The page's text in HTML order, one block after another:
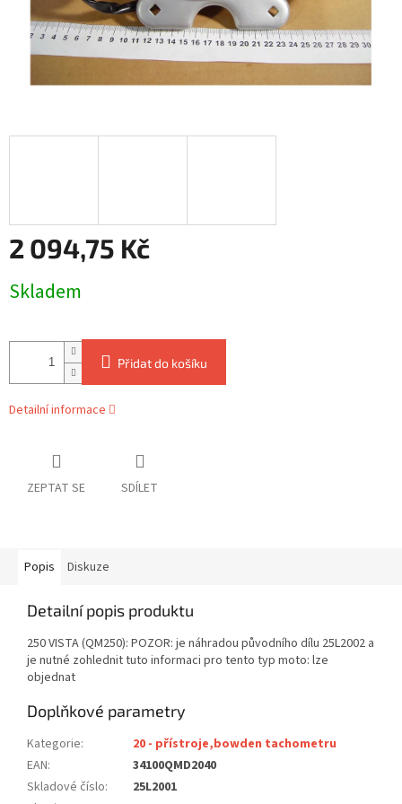
2 094,75 Kč
cena:
Skladem
Přidat do košíku
Detailní informace
ZEPTAT SE SDÍLET
Popis Diskuze
Detailní popis produktu
250 VISTA (QM250): POZOR: je náhradou původního dílu 25L2002 a
je nutné zohlednit tuto informaci pro tento typ moto: lze
objednat
Doplňkové parametry
Kategorie:
20 - přístroje,bowden tachometru
EAN:
34100QMD2040
Skladové číslo:
25L2001